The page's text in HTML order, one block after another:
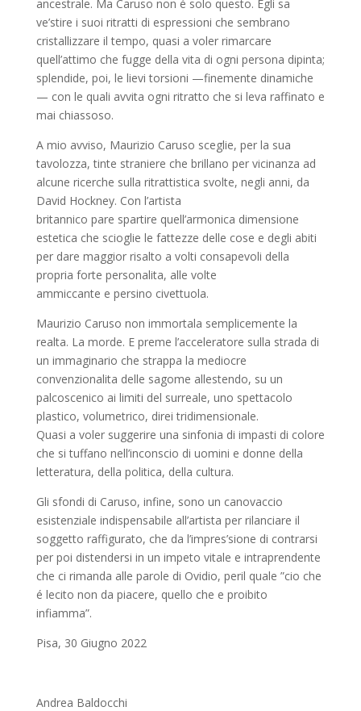
ancestrale. Ma Caruso non é solo questo. Egli sa
ve’stire i suoi ritratti di espressioni che sembrano
cristallizzare il tempo, quasi a voler rimarcare
quell’attimo che fugge della vita di ogni persona dipinta;
splendide, poi, le lievi torsioni —finemente dinamiche
— con le quali avvita ogni ritratto che si leva raffinato e
mai chiassoso.
A mio avviso, Maurizio Caruso sceglie, per la sua
tavolozza, tinte straniere che brillano per vicinanza ad
alcune ricerche sulla ritrattistica svolte, negli anni, da
David Hockney. Con l’artista
britannico pare spartire quell’armonica dimensione
estetica che scioglie le fattezze delle cose e degli abiti
per dare maggior risalto a volti consapevoli della
propria forte personalita, alle volte
ammiccante e persino civettuola.
Maurizio Caruso non immortala semplicemente la
realta. La morde. E preme l’acceleratore sulla strada di
un immaginario che strappa la mediocre
convenzionalita delle sagome allestendo, su un
palcoscenico ai limiti del surreale, uno spettacolo
plastico, volumetrico, direi tridimensionale.
Quasi a voler suggerire una sinfonia di impasti di colore
che si tuffano nell’inconscio di uomini e donne della
letteratura, della politica, della cultura.
Gli sfondi di Caruso, infine, sono un canovaccio
esistenziale indispensabile all’artista per rilanciare il
soggetto raffigurato, che da l’impres’sione di contrarsi
per poi distendersi in un impeto vitale e intraprendente
che ci rimanda alle parole di Ovidio, peril quale ”cio che
é lecito non da piacere, quello che e proibito
infiamma”.
Pisa, 30 Giugno 2022
Andrea Baldocchi